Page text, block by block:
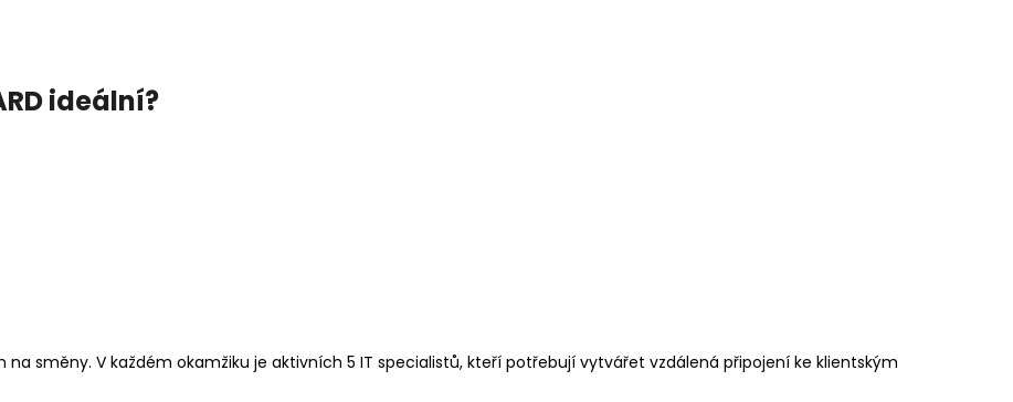
ideální?
směny. V každém okamžiku je aktivních 5 IT specialistů, kteří potřebují vytvářet vzdálená připojení ke klientským